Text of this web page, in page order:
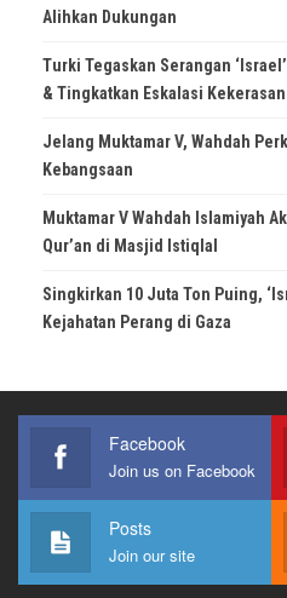
Alihkan Dukungan
Turki Tegaskan Serangan
& Tingkatkan Eskalasi Kekerasan
Jelang Muktamar V, Wahdah
Kebangsaan
Muktamar V Wahdah Islamiyah
Qur’an di Masjid Istiqlal
Singkirkan 10 Juta Ton Puing,
Kejahatan Perang di Gaza
Facebook
Join us on Facebook
Posts
Join our site